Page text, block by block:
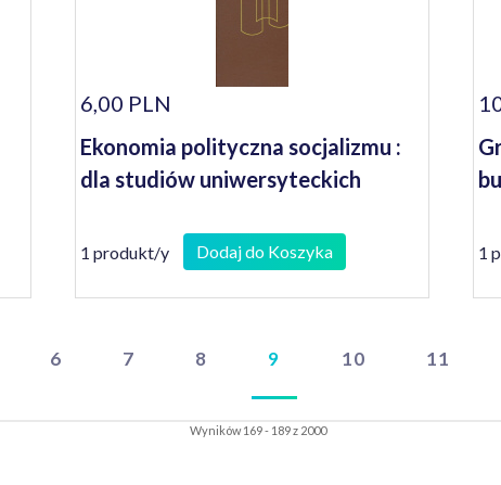
6,00 PLN
Ekonomia polityczna socjalizmu :
dla studiów uniwersyteckich
1 produkt/y Dodaj do Koszyka 1
6 7 8 9 10 11
Wyników 169 - 189 z 2000